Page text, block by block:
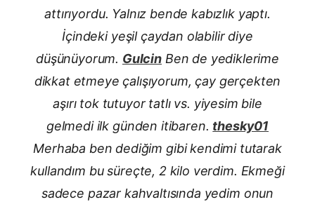
attırıyordu. Yalnız bende kabızlık yaptı.
İçindeki yeşil çaydan olabilir diye
düşünüyorum. Gulcin Ben de yediklerime
dikkat etmeye çalışıyorum, çay gerçekten
aşırı tok tutuyor tatlı vs. yiyesim bile
gelmedi ilk günden itibaren. thesky01
Merhaba ben dediğim gibi kendimi tutarak
kullandım bu süreçte, 2 kilo verdim. Ekmeği
sadece pazar kahvaltısında yedim onun